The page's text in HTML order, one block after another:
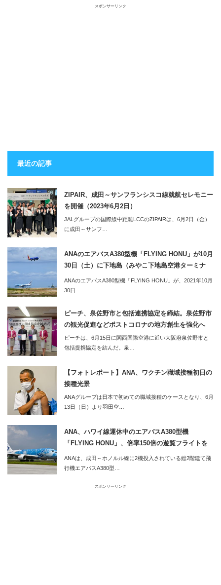
スポンサーリンク
最近の記事
ZIPAIR、成田～サンフランシスコ線就航セレモニー
を開催（2023年6月2日）
JALグループの国際線中距離LCCのZIPAIRは、6月2日（金）
に成田～サンフ…
ANAのエアバスA380型機「FLYING HONU」が10月
30日（土）に下地島（みやこ下地島空港ターミナ
ル）へ。同便利用のツアーの2泊3日のツアーも販売
開始
ANAのエアバスA380型機「FLYING HONU」が、2021年10月
30日…
ピーチ、泉佐野市と包括連携協定を締結。泉佐野市
の観光促進などポストコロナの地方創生を強化へ
ピーチは、6月15日に関西国際空港に近い大阪府泉佐野市と
包括提携協定を結んだ。泉…
【フォトレポート】ANA、ワクチン職域接種初日の
接種光景
ANAグループは日本で初めての職域接種のケースとなり、6月
13日（日）より羽田空…
ANA、ハワイ線運休中のエアバスA380型機
「FLYING HONU」、倍率150倍の遊覧フライトを
ANAは、成田～ホノルル線に2機投入されている総2階建て飛
行機エアバスA380型…
スポンサーリンク